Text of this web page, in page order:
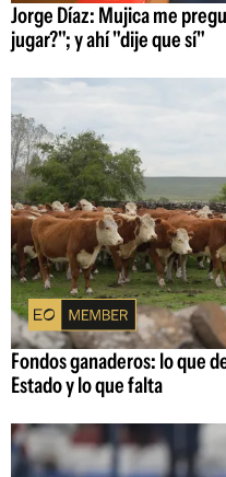
Jorge Díaz: Mujica me
jugar?"; y ahí "dije que sí"
Fondos ganaderos: lo que
Estado y lo que falta